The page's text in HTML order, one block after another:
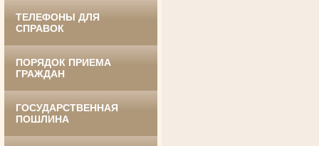
Ануприенко Иван Васильевич
Участник Великой Отечественной войны
суда
ТЕЛЕФОНЫ ДЛЯ
СПРАВОК
ПОРЯДОК ПРИЕМА
ГРАЖДАН
ГОСУДАРСТВЕННАЯ
ПОШЛИНА